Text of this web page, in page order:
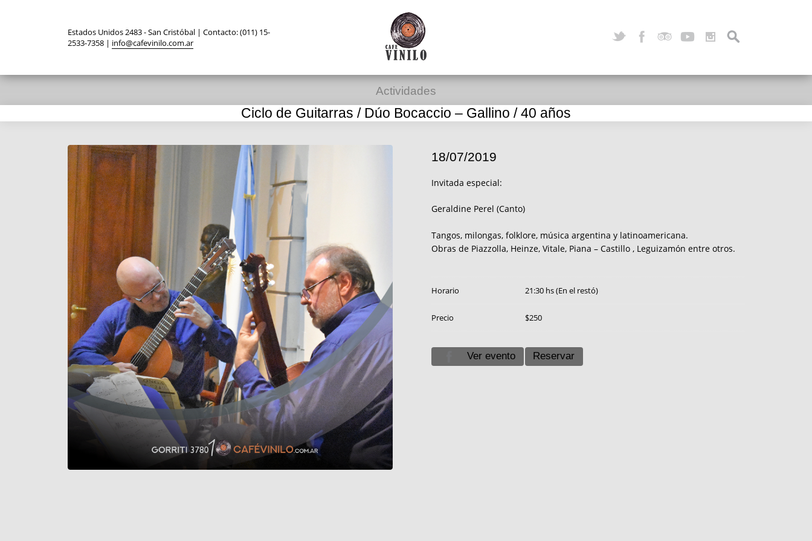
Estados Unidos 2483 - San Cristóbal | Contacto: (011) 15-
2533-7358 | info@cafevinilo.com.ar
Actividades
Ciclo de Guitarras / Dúo Bocaccio – Gallino / 40 años
18/07/2019
Invitada especial:
Geraldine Perel (Canto)
Tangos, milongas, folklore, música argentina y latinoamericana.
Obras de Piazzolla, Heinze, Vitale, Piana – Castillo , Leguizamón entre otros.
Horario 21:30 hs (En el restó)
Precio $250
Ver evento Reservar